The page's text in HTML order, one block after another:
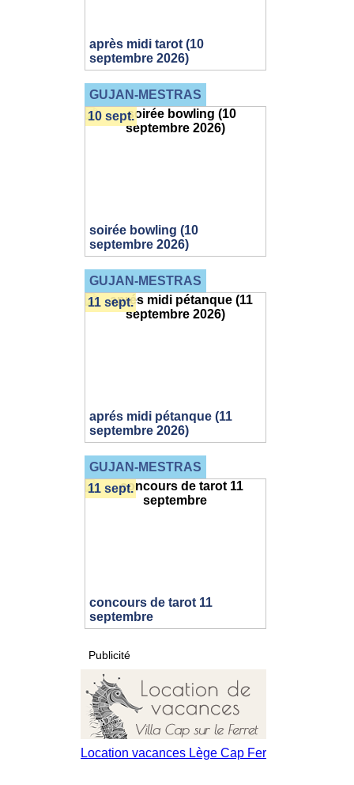
après midi tarot (10
septembre 2026)
GUJAN-MESTRAS
soirée bowling (10
septembre 2026)
10 sept.
GUJAN-MESTRAS
aprés midi pétanque (11
septembre 2026)
11 sept.
GUJAN-MESTRAS
concours de tarot 11
septembre
11 sept.
Publicité